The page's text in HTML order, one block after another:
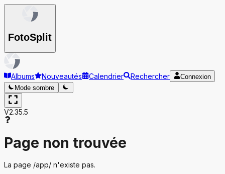
FotoSplit
Albums Nouveautés Calendrier Rechercher
Connexion
Mode sombre
V2.35.5
Page non trouvée
La page /app/ n'existe pas.